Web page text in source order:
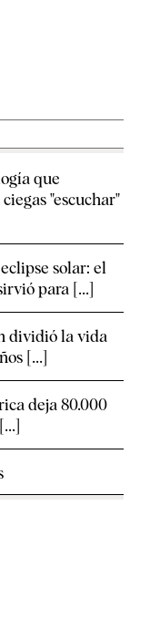
que
"escuchar"
solar: el
para [...]
dividió la vida
[...]
deja 80.000